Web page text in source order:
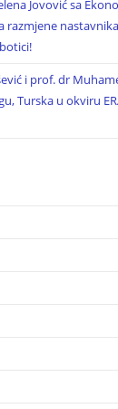
Jovović sa
razmjene
i prof. dr
Turska u okviru